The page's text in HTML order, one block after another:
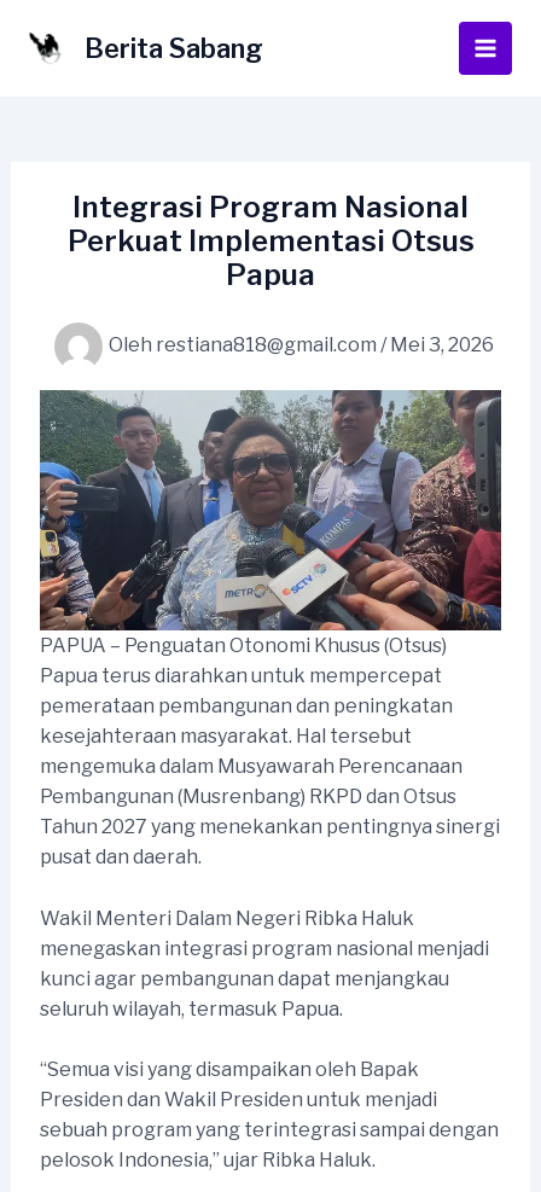
Berita Sabang
Main
Integrasi Program Nasional
Perkuat Implementasi Otsus
Papua
Oleh restiana818@gmail.com / Mei 3, 2026
PAPUA – Penguatan Otonomi Khusus (Otsus)
Papua terus diarahkan untuk mempercepat
pemerataan pembangunan dan peningkatan
kesejahteraan masyarakat. Hal tersebut
mengemuka dalam Musyawarah Perencanaan
Pembangunan (Musrenbang) RKPD dan Otsus
Tahun 2027 yang menekankan pentingnya sinergi
pusat dan daerah.
Wakil Menteri Dalam Negeri Ribka Haluk
menegaskan integrasi program nasional menjadi
kunci agar pembangunan dapat menjangkau
seluruh wilayah, termasuk Papua.
“Semua visi yang disampaikan oleh Bapak
Presiden dan Wakil Presiden untuk menjadi
sebuah program yang terintegrasi sampai dengan
pelosok Indonesia,” ujar Ribka Haluk.